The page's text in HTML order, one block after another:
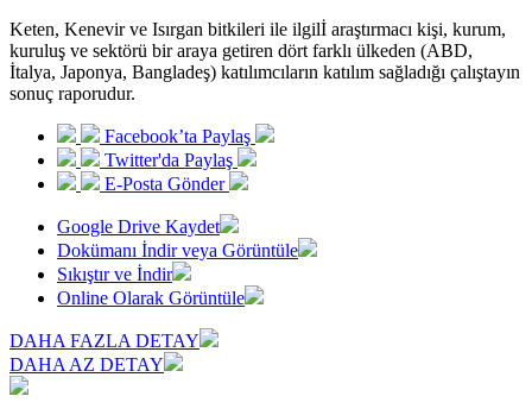
Keten, Kenevir ve Isırgan bitkileri ile ilgilİ araştırmacı kişi, kurum,
kuruluş ve sektörü bir araya getiren dört farklı ülkeden (ABD,
İtalya, Japonya, Bangladeş) katılımcıların katılım sağladığı çalıştayın
sonuç raporudur.
Facebook’ta Paylaş
Twitter'da Paylaş
E-Posta Gönder
Google Drive Kaydet
Dokümanı İndir veya Görüntüle
Sıkıştır ve İndir
Online Olarak Görüntüle
DAHA FAZLA DETAY
DAHA AZ DETAY